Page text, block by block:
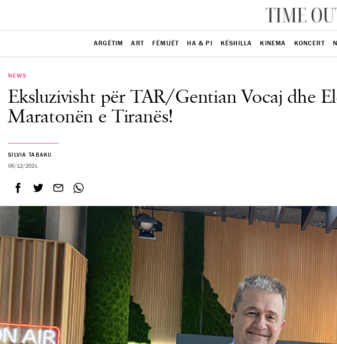
ARGËTIM ART FËMIJËT HA & PI KËSHILLA KINEMA KONCERT
NEWS
Eksluzivisht për TAR/Gentian Vocaj dhe
Maratonën e Tiranës!
SILVIA TABAKU
06/12/2021